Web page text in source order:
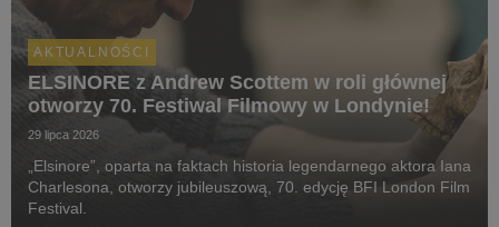
AKTUALNOŚCI
ELSINORE z Andrew Scottem w roli głównej
otworzy 70. Festiwal Filmowy w Londynie!
29 lipca 2026
„Elsinore”, oparta na faktach historia legendarnego aktora Iana
Charlesona, otworzy jubileuszową, 70. edycję BFI London Film
Festival.